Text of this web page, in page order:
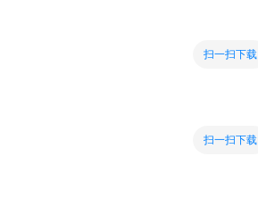
扫一扫下载
扫一扫下载